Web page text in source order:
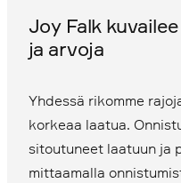
Joy Falk
ja arvoja
Yhdessä rikomme
korkeaa laatua.
sitoutuneet laatuun ja
mittaamalla